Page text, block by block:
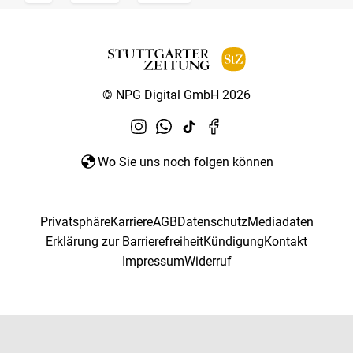
© NPG Digital GmbH 2026
Wo Sie uns noch folgen können
PrivatsphäreKarriereAGBDatenschutzMediadaten
Erklärung zur BarrierefreiheitKündigungKontakt
ImpressumWiderruf